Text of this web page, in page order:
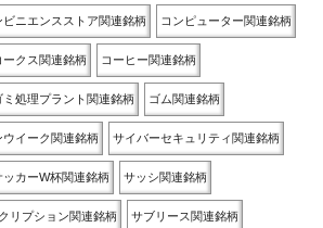
ビニエンスストア関連銘柄 コンピューター関連銘柄
ークス関連銘柄 コーヒー関連銘柄
ミ処理プラント関連銘柄 ゴム関連銘柄
ウイーク関連銘柄 サイバーセキュリティ関連銘柄
ッカーW杯関連銘柄 サッシ関連銘柄
リプション関連銘柄 サブリース関連銘柄